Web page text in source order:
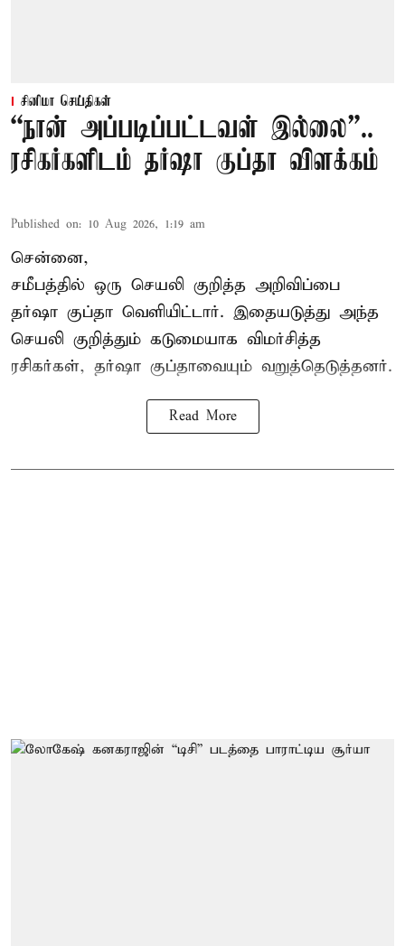
சினிமா செய்திகள்
“நான் அப்படிப்பட்டவள் இல்லை”..
ரசிகர்களிடம் தர்ஷா குப்தா விளக்கம்
Published on: 10 Aug 2026, 1:19 am
சென்னை,
சமீபத்தில் ஒரு செயலி குறித்த அறிவிப்பை
தர்ஷா குப்தா வெளியிட்டார். இதையடுத்து அந்த
செயலி குறித்தும் கடுமையாக விமர்சித்த
ரசிகர்கள், தர்ஷா குப்தாவையும் வறுத்தெடுத்தனர்.
Read More